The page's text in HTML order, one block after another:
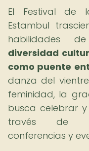
El Festival de
Estambul
habilidades
diversidad
como puente
danza del
feminidad, la
busca celebrar
través de
conferencias y